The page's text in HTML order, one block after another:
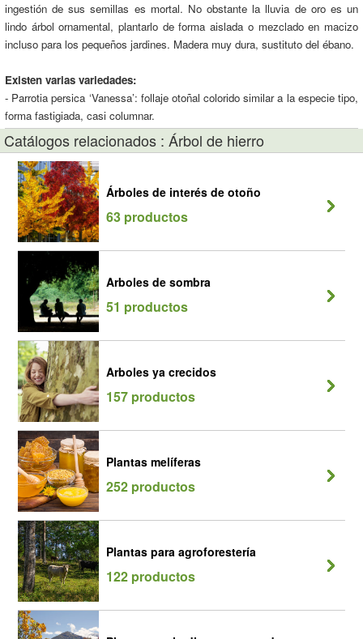
ingestión de sus semillas es mortal. No obstante la lluvia de oro es un
lindo árbol ornamental, plantarlo de forma aislada o mezclado en macizo
incluso para los pequeños jardines. Madera muy dura, sustituto del ébano.
Existen varias variedades:
- Parrotia persica ‘Vanessa’: follaje otoñal colorido similar a la especie tipo,
forma fastigiada, casi columnar.
Catálogos relacionados : Árbol de hierro
Árboles de interés de otoño
63 productos
Arboles de sombra
51 productos
Arboles ya crecidos
157 productos
Plantas melíferas
252 productos
Plantas para agroforestería
122 productos